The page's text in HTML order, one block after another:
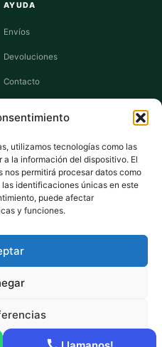
utilizamos tecnologías como las
la información del dispositivo. El
permitirá procesar datos como
identificaciones únicas en este
puede afectar
y funciones.
AYUDA
Envíos
Devoluciones
Contacto
Pay Klarna Link